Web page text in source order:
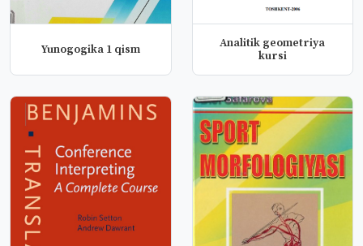
Yunogogika 1 qism
Analitik geometriya
kursi